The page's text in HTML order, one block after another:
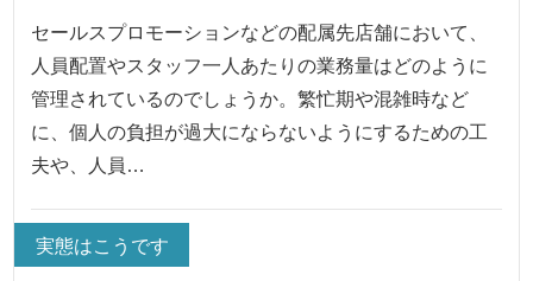
セールスプロモーションなどの配属先店舗において、
人員配置やスタッフ一人あたりの業務量はどのように
管理されているのでしょうか。繁忙期や混雑時など
に、個人の負担が過大にならないようにするための工
夫や、人員…
実態はこうです